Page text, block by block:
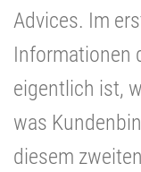
Advices. Im
Informationen
eigentlich ist,
was
diesem